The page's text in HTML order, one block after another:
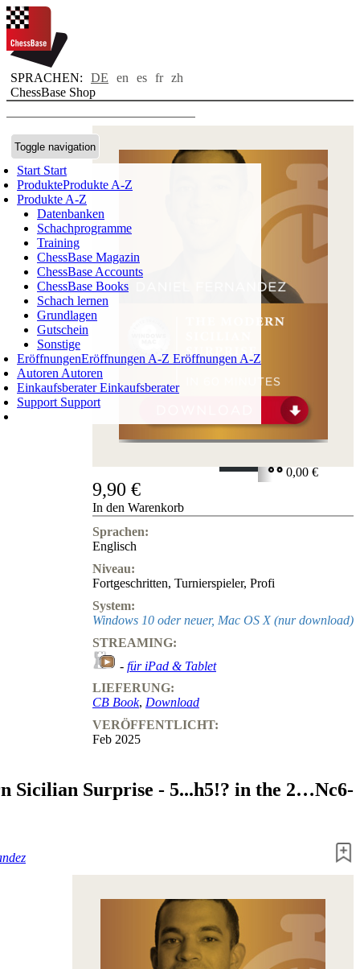
SPRACHEN: DE en es fr zh
ChessBase Shop
Toggle navigation
Start Start
ProdukteProdukte A-Z
Produkte A-Z
Datenbanken
Schachprogramme
Training
ChessBase Magazin
ChessBase Accounts
ChessBase Books
Schach lernen
Grundlagen
Gutschein
Sonstige
EröffnungenEröffnungen A-Z Eröffnungen A-Z
Autoren Autoren
EinkaufsberaterEinkaufsberater
Support Support
Login
WARENKORB
0,00 €
9,90 €
In den Warenkorb
Sprachen:
Englisch
Niveau:
Fortgeschritten, Turnierspieler, Profi
System:
Windows 10 oder neuer, Mac OS X (nur download)
STREAMING:
- für iPad & Tablet
LIEFERUNG:
CB Book, Download
VERÖFFENTLICHT:
Feb 2025
Sicilian Surprise - 5...h5!? in the 2…Nc6-